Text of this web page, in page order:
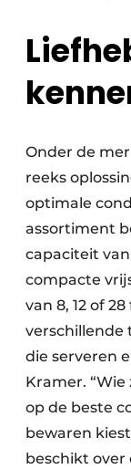
Onder de
reeks
optimale
assortiment
capaciteit van
compacte
van 8, 12 of
verschillende
die serveren
Kramer.
op de beste
bewaren
beschikt over